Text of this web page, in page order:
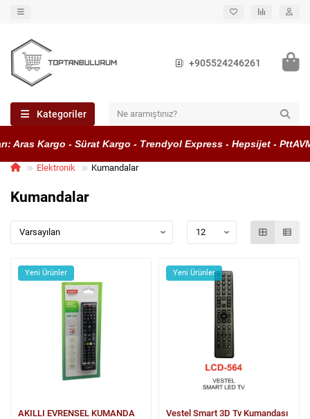
+905524246261
Kategoriler
Aras Kargo - Sürat Kargo - Trendyol Express - Hepsijet - PttAVM
Elektronik Kumandalar
Kumandalar
Yeni Ürünler
AKILLI EVRENSEL KUMANDA
Yeni Ürünler
Vestel Smart 3D Tv Kumandası